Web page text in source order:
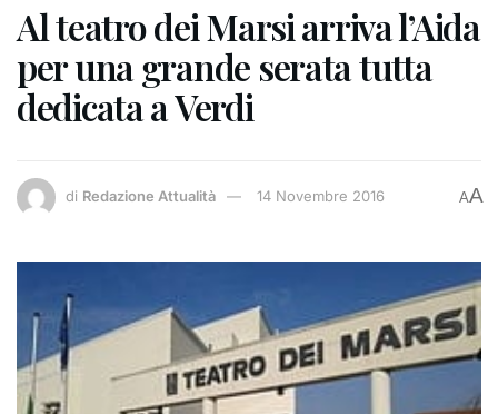
Al teatro dei Marsi arriva l’Aida
per una grande serata tutta
dedicata a Verdi
di Redazione Attualità 14 Novembre 2016 AA